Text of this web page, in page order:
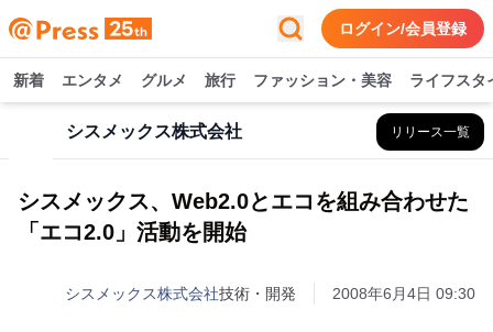
ログイン/会員登録
新着 エンタメ グルメ 旅行 ファッション・美容 ライフスタ
シスメックス株式会社 リリース一覧
シスメックス、Web2.0とエコを組み合わせた
「エコ2.0」活動を開始
シスメックス株式会社技術・開発 2008年6月4日 09:30